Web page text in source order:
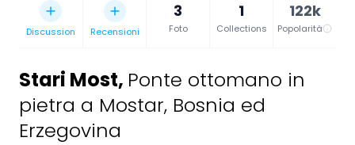
Discussion Recensioni
3
Foto
1
Collections
122k
Popolarità
Stari Most, Ponte ottomano in
pietra a Mostar, Bosnia ed
Erzegovina